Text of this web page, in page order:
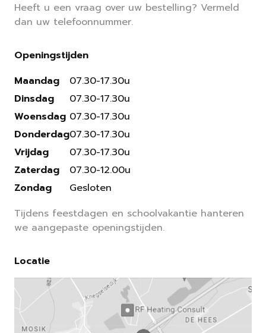
Heeft u een vraag over uw bestelling? Vermeld
dan uw telefoonnummer.
Openingstijden
Maandag
Dinsdag
Woensdag
Donderdag
Vrijdag
Zaterdag
Zondag
07.30-17.30u
07.30-17.30u
07.30-17.30u
07.30-17.30u
07.30-17.30u
07.30-12.00u
Gesloten
Tijdens feestdagen en schoolvakantie hanteren
we aangepaste openingstijden.
Locatie